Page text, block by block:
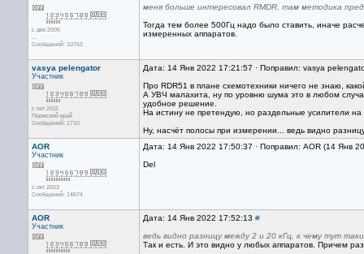
с дек 2005
...
Сообщений: 10762
меня больше интересовал RMDR, там методика
Тогда тем более 500Гц надо было ставить, иначе
измеренных аппаратов.
vasya pelengator
Участник
с окт 2011
Пермский край
Сообщений: 1710
Дата: 14 Янв 2022 17:21:57 · Поправил: vasya
Про RDR51 в плане схемотехники ничего не знаю,
А УВЧ малахита, ну по уровню шума это в любом
удобное решение.
На истину не претендую, но раздельные усилители
Ну, насчёт полосы при измерении... ведь видно
AOR
Участник
с окт 2003
Сообщений: 14674
Дата: 14 Янв 2022 17:50:37 · Поправил: AOR (14 Янв
Del
AOR
Участник
Дата: 14 Янв 2022 17:52:13 #
ведь видно разницу между 2 и 20 кГц, к чему тут
Так и есть. И это видно у любых аппаратов. Причем